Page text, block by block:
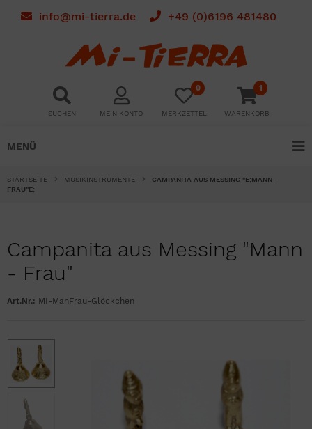
info@mi-tierra.de +49 (0)6196 481480
SUCHEN MEIN KONTO
0
MERKZETTEL
1
WARENKORB
MENÜ
STARTSEITE MUSIKINSTRUMENTE
CAMPANITA AUS MESSING "E;MANN -
FRAU"E;
Campanita aus Messing "Mann
- Frau"
Art.Nr.: MI-ManFrau-Glöckchen